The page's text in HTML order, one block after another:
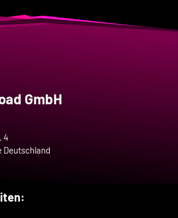
GmbH
4
Deutschland